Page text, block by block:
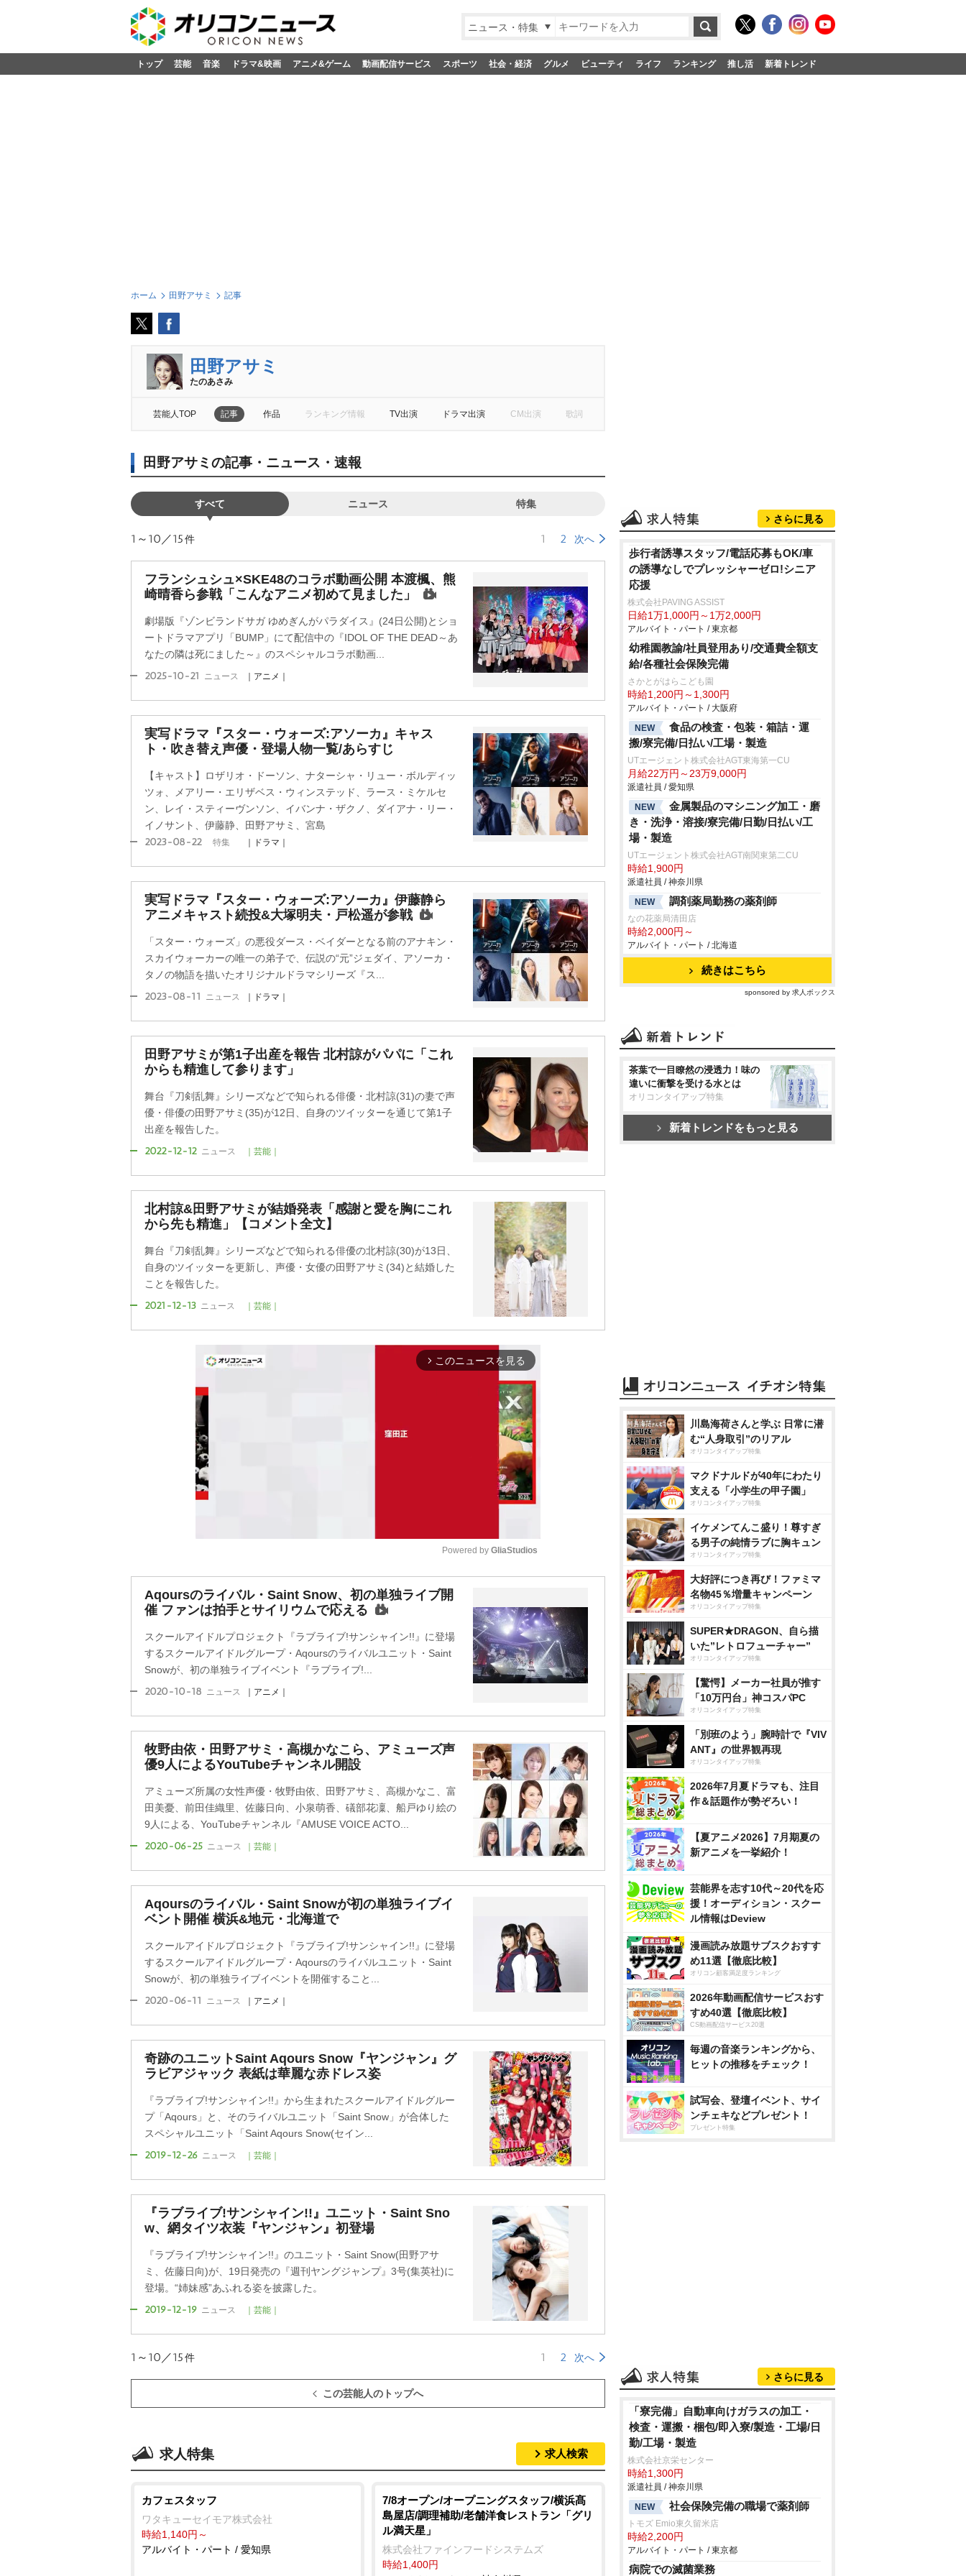
ニュース・特集
トップ 芸能 音楽 ドラマ&映画 アニメ&ゲーム 動画配信サービス スポーツ 社会・経済 グルメ ビューティ ライフ ランキング 推し活 新着トレンド
ホーム 田野アサミ 記事
田野アサミ
たのあさみ
芸能人TOP 記事 作品 ランキング情報 TV出演 ドラマ出演 CM出演 歌詞
田野アサミの記事・ニュース・速報
すべて ニュース 特集
1～10／15件 1 2 次へ
フランシュシュ×SKE48のコラボ動画公開 本渡楓、熊
崎晴香ら参戦「こんなアニメ初めて見ました」
劇場版『ゾンビランドサガ ゆめぎんがパラダイス』(24日公開)とショ
ートドラマアプリ「BUMP」にて配信中の『IDOL OF THE DEAD～あ
なたの隣は死にました～』のスペシャルコラボ動画...
2025-10-21 ニュース ｜アニメ｜
実写ドラマ『スター・ウォーズ:アソーカ』キャス
ト・吹き替え声優・登場人物一覧/あらすじ
【キャスト】ロザリオ・ドーソン、ナターシャ・リュー・ボルディッ
ツォ、メアリー・エリザベス・ウィンステッド、ラース・ミケルセ
ン、レイ・スティーヴンソン、イバンナ・ザクノ、ダイアナ・リー・
イノサント、伊藤静、田野アサミ、宮島
2023-08-22 特集 ｜ドラマ｜
実写ドラマ『スター・ウォーズ:アソーカ』伊藤静ら
アニメキャスト続投&大塚明夫・戸松遥が参戦
「スター・ウォーズ」の悪役ダース・ベイダーとなる前のアナキン・
スカイウォーカーの唯一の弟子で、伝説の“元”ジェダイ、アソーカ・
タノの物語を描いたオリジナルドラマシリーズ『ス...
2023-08-11 ニュース ｜ドラマ｜
田野アサミが第1子出産を報告 北村諒がパパに「これ
からも精進して参ります」
舞台『刀剣乱舞』シリーズなどで知られる俳優・北村諒(31)の妻で声
優・俳優の田野アサミ(35)が12日、自身のツイッターを通じて第1子
出産を報告した。
2022-12-12 ニュース ｜芸能｜
北村諒&田野アサミが結婚発表「感謝と愛を胸にこれ
から先も精進」【コメント全文】
舞台『刀剣乱舞』シリーズなどで知られる俳優の北村諒(30)が13日、
自身のツイッターを更新し、声優・女優の田野アサミ(34)と結婚した
ことを報告した。
2021-12-13 ニュース ｜芸能｜
arrow_forward_ios このニュースを見る
u
t
e
Powered by GliaStudios
Aqoursのライバル・Saint Snow、初の単独ライブ開
催 ファンは拍手とサイリウムで応える
スクールアイドルプロジェクト『ラブライブ!サンシャイン!!』に登場
するスクールアイドルグループ・Aqoursのライバルユニット・Saint
Snowが、初の単独ライブイベント『ラブライブ!...
2020-10-18 ニュース ｜アニメ｜
牧野由依・田野アサミ・高槻かなこら、アミューズ声
優9人によるYouTubeチャンネル開設
アミューズ所属の女性声優・牧野由依、田野アサミ、高槻かなこ、富
田美憂、前田佳織里、佐藤日向、小泉萌香、礒部花凜、船戸ゆり絵の
9人による、YouTubeチャンネル『AMUSE VOICE ACTO...
2020-06-25 ニュース ｜芸能｜
Aqoursのライバル・Saint Snowが初の単独ライブイ
ベント開催 横浜&地元・北海道で
スクールアイドルプロジェクト『ラブライブ!サンシャイン!!』に登場
するスクールアイドルグループ・Aqoursのライバルユニット・Saint
Snowが、初の単独ライブイベントを開催すること...
2020-06-11 ニュース ｜アニメ｜
奇跡のユニットSaint Aqours Snow『ヤンジャン』グ
ラビアジャック 表紙は華麗な赤ドレス姿
『ラブライブ!サンシャイン!!』から生まれたスクールアイドルグルー
プ「Aqours」と、そのライバルユニット「Saint Snow」が合体した
スペシャルユニット「Saint Aqours Snow(セイン...
2019-12-26 ニュース ｜芸能｜
『ラブライブ!サンシャイン!!』ユニット・Saint Sno
w、網タイツ衣装『ヤンジャン』初登場
『ラブライブ!サンシャイン!!』のユニット・Saint Snow(田野アサ
ミ、佐藤日向)が、19日発売の『週刊ヤングジャンプ』3号(集英社)に
登場。“姉妹感”あふれる姿を披露した。
2019-12-19 ニュース ｜芸能｜
1～10／15件 1 2 次へ
この芸能人のトップへ
求人特集 求人検索
カフェスタッフ
ワタキューセイモア株式会社
時給1,140円～
アルバイト・パート / 愛知県
7/8オープン/オープニングスタッフ/横浜髙
島屋店/調理補助/老舗洋食レストラン「グリ
ル満天星」
株式会社ファインフードシステムズ
時給1,400円
さらに見る
歩行者誘導スタッフ/電話応募もOK/車
の誘導なしでプレッシャーゼロ!シニア
応援
株式会社PAVING ASSIST
日給1万1,000円～1万2,000円
アルバイト・パート / 東京都
幼稚園教諭/社員登用あり/交通費全額支
給/各種社会保険完備
さかとがはらこども園
時給1,200円～1,300円
アルバイト・パート / 大阪府
NEW
食品の検査・包装・箱詰・運
搬/寮完備/日払い/工場・製造
UTエージェント株式会社AGT東海第一CU
月給22万円～23万9,000円
派遣社員 / 愛知県
NEW
金属製品のマシニング加工・磨
き・洗浄・溶接/寮完備/日勤/日払い/工
場・製造
UTエージェント株式会社AGT南関東第二CU
時給1,900円
派遣社員 / 神奈川県
NEW
調剤薬局勤務の薬剤師
なの花薬局清田店
時給2,000円～
アルバイト・パート / 北海道
続きはこちら
sponsored by 求人ボックス
茶葉で一目瞭然の浸透力！味の
違いに衝撃を受ける水とは
オリコンタイアップ特集
新着トレンドをもっと見る
川島海荷さんと学ぶ 日常に潜
む“人身取引”のリアル
オリコンタイアップ特集
マクドナルドが40年にわたり
支える「小学生の甲子園」
オリコンタイアップ特集
イケメンてんこ盛り！尊すぎ
る男子の純情ラブに胸キュン
オリコンタイアップ特集
大好評につき再び！ファミマ
名物45％増量キャンペーン
オリコンタイアップ特集
SUPER★DRAGON、自ら描
いた”レトロフューチャー”
オリコンタイアップ特集
【驚愕】メーカー社員が推す
「10万円台」神コスパPC
オリコンタイアップ特集
「別班のよう」腕時計で『VIV
ANT』の世界観再現
オリコンタイアップ特集
2026年7月夏ドラマも、注目
作＆話題作が勢ぞろい！
【夏アニメ2026】7月期夏の
新アニメを一挙紹介！
芸能界を志す10代～20代を応
援！オーディション・スクー
ル情報はDeview
漫画読み放題サブスクおすす
め11選【徹底比較】
オリコン顧客満足度ランキング
2026年動画配信サービスおす
すめ40選【徹底比較】
CS動画配信サービス20選
毎週の音楽ランキングから、
ヒットの推移をチェック！
試写会、登壇イベント、サイ
ンチェキなどプレゼント！
プレゼント特集
さらに見る
「寮完備」自動車向けガラスの加工・
検査・運搬・梱包/即入寮/製造・工場/日
勤/工場・製造
株式会社京栄センター
時給1,300円
派遣社員 / 神奈川県
NEW
社会保険完備の職場で薬剤師
トモズ Emio東久留米店
時給2,200円
アルバイト・パート / 東京都
病院での滅菌業務